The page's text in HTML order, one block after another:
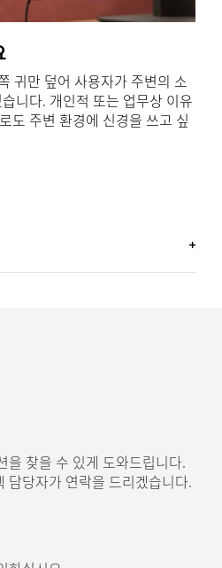
귀만 덮어 사용자가 주변의 소
니다. 개인적 또는 업무상 이유
도 주변 환경에 신경을 쓰고 싶
스틱 소개
을 찾을 수 있게 도와드립니다.
담당자가 연락을 드리겠습니다.